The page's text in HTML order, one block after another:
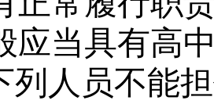
应当具有高
列人员不能